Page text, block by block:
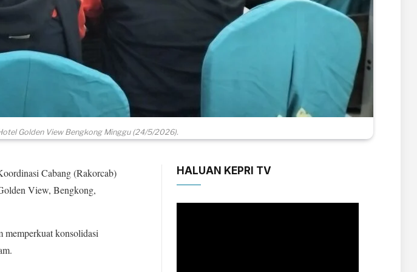
Golden View Bengkong Minggu (24/5/2026).
Cabang (Rakorcab)
View, Bengkong,
memperkuat konsolidasi
HALUAN KEPRI TV